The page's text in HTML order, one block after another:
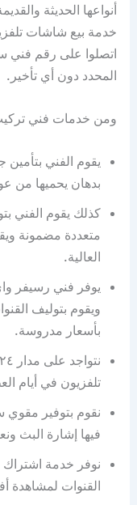
أنواعها الحديثة
خدمة بيع شاشات
المحدد دون أي تأخير.
ومن خدمات فني
يقوم الفني بتأمين
بدهان يحميها من
كذلك يقوم الفني
متعددة مضمونة
العالية.
يوفر فني رسيفر
بأسعار مدروسة.
تلفزيون في أيام
نقوم بتوفير
فيها إشارة البث
القنوات لمشاهدة